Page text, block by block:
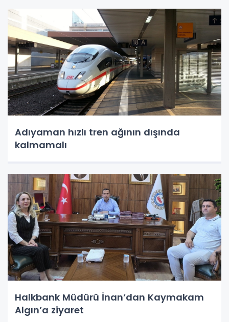
Adıyaman hızlı tren ağının dışında
kalmamalı
Halkbank Müdürü İnan’dan Kaymakam
Algın’a ziyaret